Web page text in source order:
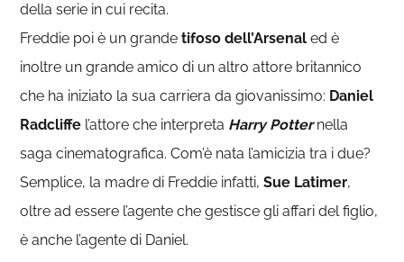
della serie in cui recita.
Freddie poi è un grandetifoso dell’Arsenal ed è
inoltre un grande amico di un altro attore britannico
che ha iniziato la sua carriera da giovanissimo: Daniel
Radcliffe l’attore che interpreta Harry Potter nella
saga cinematografica. Com’è nata l’amicizia tra i due?
Semplice, la madre di Freddie infatti, Sue Latimer,
oltre ad essere l’agente che gestisce gli affari del figlio,
è anche l’agente di Daniel.